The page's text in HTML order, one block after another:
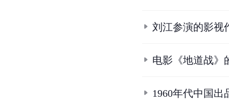
刘江参演的影视
电影《地道战》
1960年代中国出